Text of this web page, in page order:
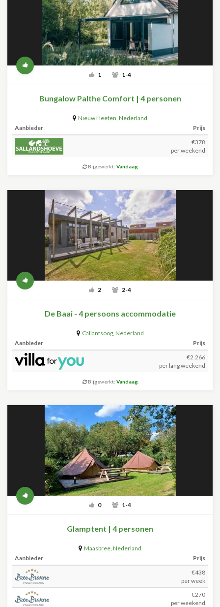
1 1-4
Bungalow Palthe Comfort | 4 personen
Nieuw Heeten, Nederland
Aanbieder
Prijs
€378
per weekend
Bijgewerkt: Vandaag
2 2-4
De Baai - 4 persoons accommodatie
Callantsoog, Nederland
Aanbieder
Prijs
€2.266
per lang weekend
Bijgewerkt: Vandaag
0 1-4
Glamptent | 4 personen
Maasbree, Nederland
Aanbieder
Prijs
€438
per week
€270
per weekend